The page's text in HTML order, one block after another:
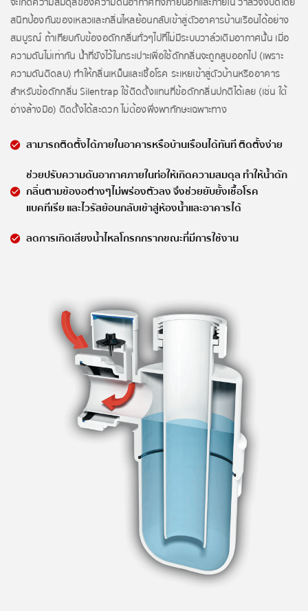
สนิทป้องกันของเหลวและกลิ่นไหลย้อนกลับเข้าสู่ตัวอาคารบ้านเรือนได้อย่าง
สมบูรณ์ ถ้าเทียบกับข้องอดักกลิ่นทั่วๆไปที่ไม่มีระบบวาล์วเติมอากาศนั้น เมื่อ
ความดันไม่เท่ากัน น้ำที่ขังไว้ในกระเปาะเพื่อใช้ดักกลิ่นจะถูกสูบออกไป (เพราะ
ความดันติดลบ) ทำให้กลิ่นเหม็นและเชื้อโรค ระเหยเข้าสู่ตัวบ้านหรืออาคาร
สำหรับข้อดักกลิ่น Silentrap ใช้ติดตั้งแทนที่ข้อดักกลิ่นปกติได้เลย (เช่น ใต้
อ่างล้างมือ) ติดตั้งได้สะดวก ไม่ต้องพึ่งพาทักษะเฉพาะทาง
สามารถติดตั้งได้ภายในอาคารหรือบ้านเรือนได้ทันที ติดตั้งง่าย
ช่วยปรับความดันอากาศภายในท่อให้เกิดความสมดุล ทำให้น้ำดัก
กลิ่นตามข้องอต่างๆไม่พร่องตัวลง จึงช่วยยับยั้งเชื้อโรค
แบคทีเรีย และไวรัสย้อนกลับเข้าสู่ห้องน้ำและอาคารได้
ลดการเกิดเสียงน้ำไหลโกรกกรากขณะที่มีการใช้งาน